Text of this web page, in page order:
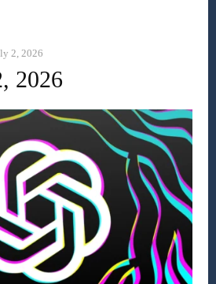
2, 2026
2026